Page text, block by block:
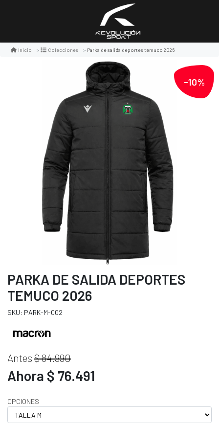
Inicio Colecciones Parka de salida deportes temuco 2026
-10%
PARKA DE SALIDA DEPORTES
TEMUCO 2026
SKU: PARK-M-002
Antes $ 84.990
Ahora $ 76.491
OPCIONES